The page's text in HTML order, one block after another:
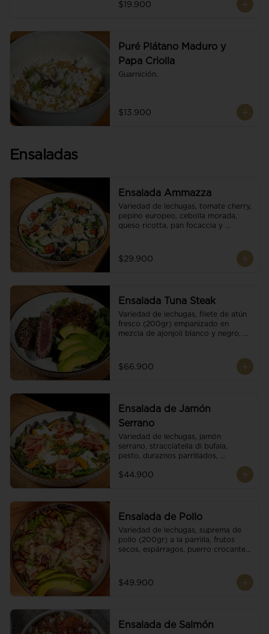
$19.900
Puré Plátano Maduro y
Papa Criolla
Guarnición.
$13.900
Ensaladas
Ensalada Ammazza
Variedad de lechugas, tomate cherry,
pepino europeo, cebolla morada,
queso ricotta, pan focaccia y
$29.900
Ensalada Tuna Steak
Variedad de lechugas, filete de atún
fresco (200gr) empanizado en
mezcla de ajonjolí blanco y negro,
parmesano, puerro crocante y
reducción de balsámico.
$66.900
Ensalada de Jamón
Serrano
Variedad de lechugas, jamón
serrano, stracciatella di bufala,
pesto, duraznos parrillados,
tomate cherry y vinagreta
$44.900
Ensalada de Pollo
Variedad de lechugas, suprema de
pollo (200gr) a la parrilla, frutos
secos, espárragos, puerro crocante,
balsámico.
$49.900
Ensalada de Salmón